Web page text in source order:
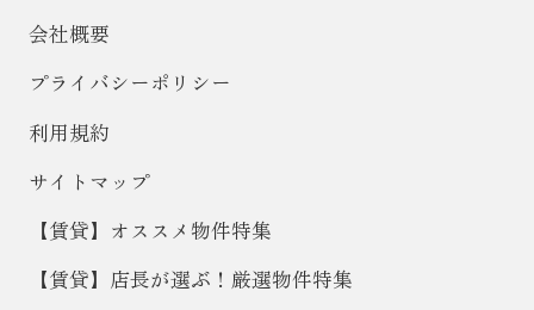
会社概要
プライバシーポリシー
利用規約
サイトマップ
【賃貸】オススメ物件特集
【賃貸】店長が選ぶ！厳選物件特集